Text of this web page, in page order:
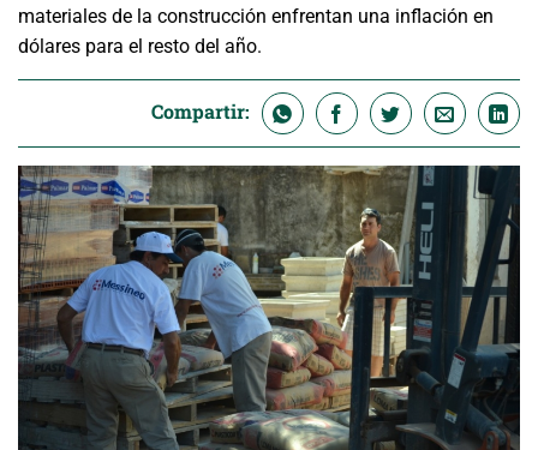
materiales de la construcción enfrentan una inflación en
dólares para el resto del año.
Compartir: